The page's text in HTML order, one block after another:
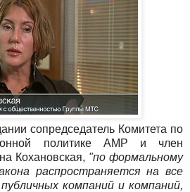
сопредседатель Комитета по
политике АМР и член
Кохановская, "по формальному
распространяется на все
компаний и компаний,